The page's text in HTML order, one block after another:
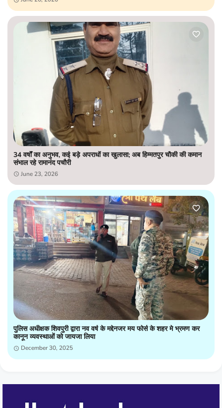
34 वर्षों का अनुभव, कई बड़े अपराधों का खुलासा; अब हिम्मतपुर चौकी की कमान
संभाल रहे रामानंद पचौरी
June 23, 2026
पुलिस अधीक्षक शिवपुरी द्वारा नव वर्ष के मद्देनजर मय फोर्स के शहर मे भ्रमण कर
कानून व्यवस्थाओं को जायजा लिया
December 30, 2025